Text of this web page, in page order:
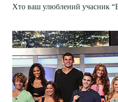
Хто ваш улюблений учасник